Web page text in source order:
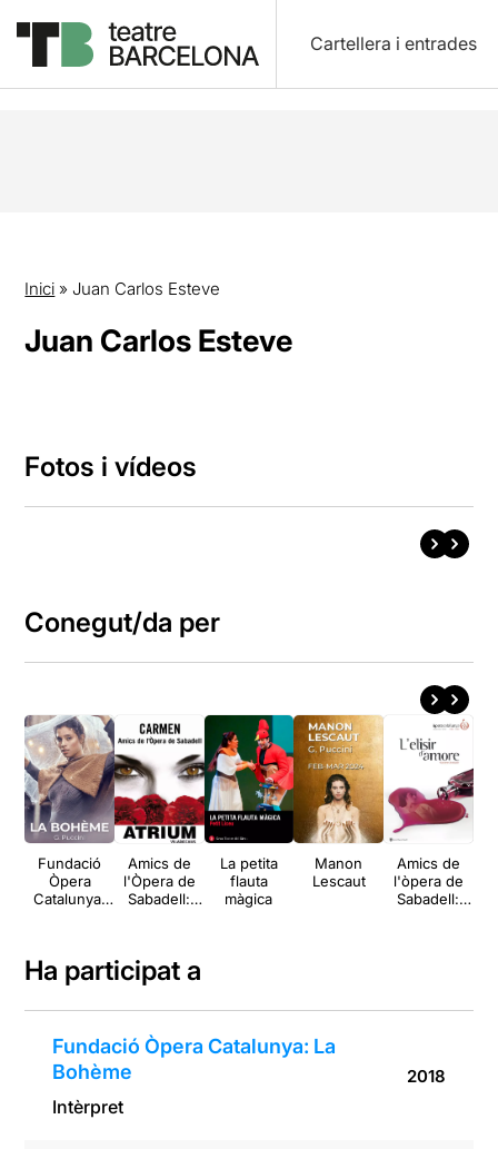
Cartellera i entrades
Inici » Juan Carlos Esteve
Juan Carlos Esteve
Fotos i vídeos
Conegut/da per
Fundació
Òpera
Catalunya:
Amics de
l'Òpera de
Sabadell:
La petita
flauta
màgica
Manon
Lescaut
Amics de
l'òpera de
Sabadell:
Ha participat a
Fundació Òpera Catalunya: La
Bohème
Intèrpret
2018